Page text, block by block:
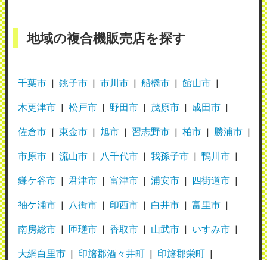
地域の複合機販売店を探す
千葉市 銚子市 市川市 船橋市 館山市
木更津市 松戸市 野田市 茂原市 成田市
佐倉市 東金市 旭市 習志野市 柏市 勝浦市
市原市 流山市 八千代市 我孫子市 鴨川市
鎌ケ谷市 君津市 富津市 浦安市 四街道市
袖ケ浦市 八街市 印西市 白井市 富里市
南房総市 匝瑳市 香取市 山武市 いすみ市
大網白里市 印旛郡酒々井町 印旛郡栄町